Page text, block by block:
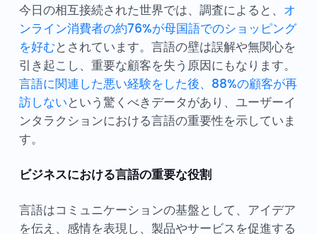
今日の相互接続された世界では、調査によると、 オ
ンライン消費者の約76%が母国語でのショッピング
を好むとされています。言語の壁は誤解や無関心を
引き起こし、重要な顧客を失う原因にもなります。
言語に関連した悪い経験をした後、88%の顧客が再
訪しないという驚くべきデータがあり、ユーザーイ
ンタラクションにおける言語の重要性を示していま
す。
ビジネスにおける言語の重要な役割
言語はコミュニケーションの基盤として、アイデア
を伝え、感情を表現し、製品やサービスを促進する